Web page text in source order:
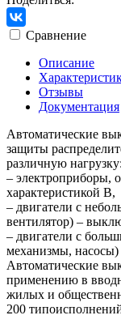
Сравнение
Описание
Отзывы
Документация
Автоматические
защиты
различную нагрузку:
– электроприборы,
характеристикой В,
– двигатели с
вентилятор) –
– двигатели с
механизмы, насосы)
Автоматические
применению в
жилых и
200